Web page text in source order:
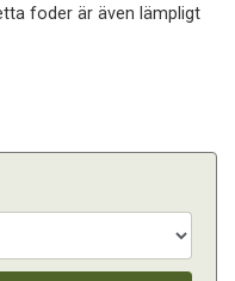
foder är även lämpligt